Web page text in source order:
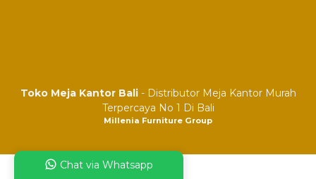
Toko Meja Kantor Bali- Distributor Meja Kantor Murah
Terpercaya No 1 Di Bali
Millenia Furniture Group
Chat via Whatsapp